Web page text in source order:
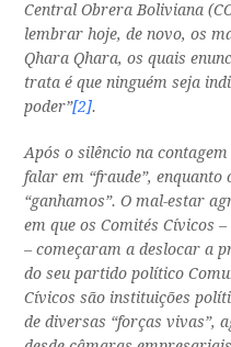
Central Obrera Boliviana
lembrar hoje, de novo, os
Qhara Qhara, os quais
trata é que ninguém seja
poder”[2].
Após o silêncio na
falar em “fraude”,
“ganhamos”. O mal-estar
em que os Comités Cívicos
– começaram a deslocar a
do seu partido político
Cívicos são instituições
de diversas “forças vivas”,